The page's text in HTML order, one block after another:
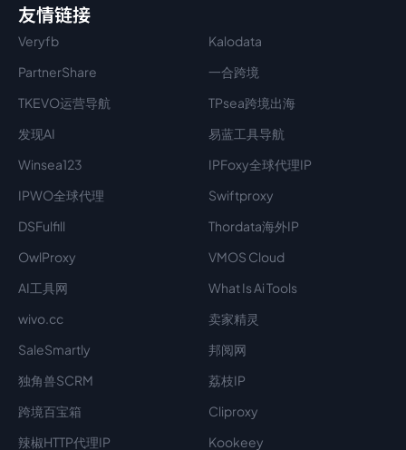
友情链接
Veryfb
Kalodata
PartnerShare
一合跨境
TKEVO运营导航
TPsea跨境出海
发现AI
易蓝工具导航
Winsea123
IPFoxy全球代理IP
IPWO全球代理
Swiftproxy
DSFulfill
Thordata海外IP
OwlProxy
VMOS Cloud
AI工具网
What Is Ai Tools
wivo.cc
卖家精灵
SaleSmartly
邦阅网
独角兽SCRM
荔枝IP
跨境百宝箱
Cliproxy
辣椒HTTP代理IP
Kookeey